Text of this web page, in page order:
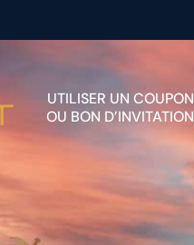
UTILISER UN COUPON
OU BON D’INVITATION